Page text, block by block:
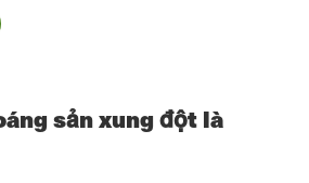
sản xung đột là